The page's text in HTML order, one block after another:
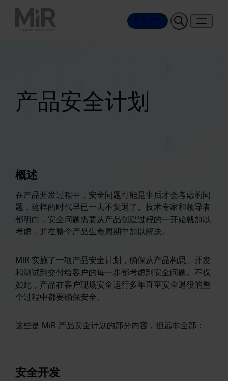
联系销售
产品安全计划
概述
在产品开发过程中，安全问题可能是事后才会考虑的问
题，这样的时代早已一去不复返了。技术专家和领导者
都明白，安全问题需要从产品创建过程的一开始就加以
考虑，并在整个产品生命周期中加以解决。
MiR 实施了一项产品安全计划，确保从产品构思、开发
和测试到交付给客户的每一步都考虑到安全问题。不仅
如此，产品在客户现场安全运行多年直至安全退役的整
个过程中都要确保安全。
这些是 MiR 产品安全计划的部分内容，但远非全部：
安全开发